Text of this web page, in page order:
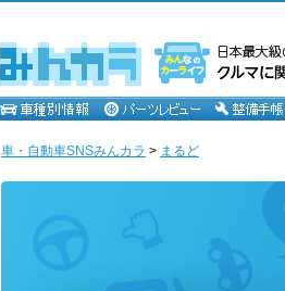
車・自動車SNSみんカラ > まるど